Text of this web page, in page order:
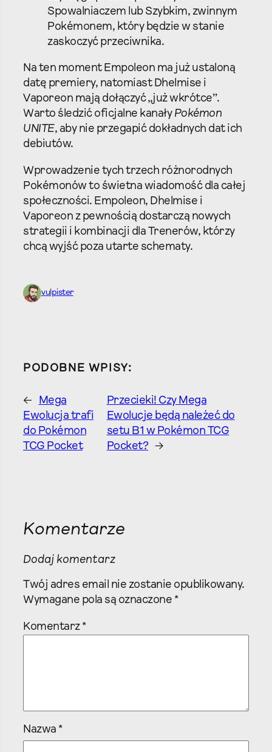
Spowalniaczem lub Szybkim, zwinnym
Pokémonem, który będzie w stanie
zaskoczyć przeciwnika.
Na ten moment Empoleon ma już ustaloną
datę premiery, natomiast Dhelmise i
Vaporeon mają dołączyć „już wkrótce”.
Warto śledzić oficjalne kanały Pokémon
UNITE, aby nie przegapić dokładnych dat ich
debiutów.
Wprowadzenie tych trzech różnorodnych
Pokémonów to świetna wiadomość dla całej
społeczności. Empoleon, Dhelmise i
Vaporeon z pewnością dostarczą nowych
strategii i kombinacji dla Trenerów, którzy
chcą wyjść poza utarte schematy.
vulpister
PODOBNE WPISY:
←
Mega
Ewolucja trafi
do Pokémon
TCG Pocket
Przecieki! Czy Mega
Ewolucje będą należeć do
setu B1 w Pokémon TCG
Pocket? →
Komentarze
Dodaj komentarz
Twój adres email nie zostanie opublikowany.
Wymagane pola są oznaczone *
Komentarz *
Nazwa *